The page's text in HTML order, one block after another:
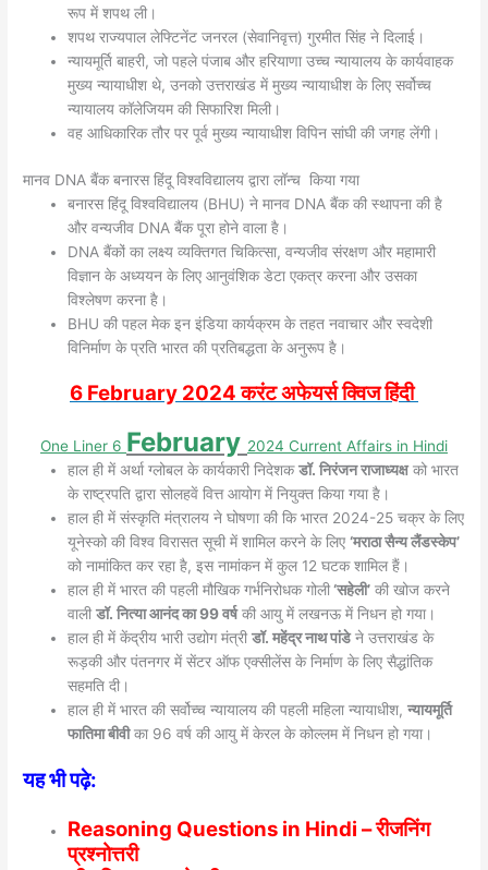
रूप में शपथ ली।
शपथ राज्यपाल लेफ्टिनेंट जनरल (सेवानिवृत्त) गुरमीत सिंह ने दिलाई।
न्यायमूर्ति बाहरी, जो पहले पंजाब और हरियाणा उच्च न्यायालय के कार्यवाहक
मुख्य न्यायाधीश थे, उनको उत्तराखंड में मुख्य न्यायाधीश के लिए सर्वोच्च
न्यायालय कॉलेजियम की सिफारिश मिली।
वह आधिकारिक तौर पर पूर्व मुख्य न्यायाधीश विपिन सांघी की जगह लेंगी।
मानव DNA बैंक बनारस हिंदू विश्वविद्यालय द्वारा लॉन्च किया गया
बनारस हिंदू विश्वविद्यालय (BHU) ने मानव DNA बैंक की स्थापना की है
और वन्यजीव DNA बैंक पूरा होने वाला है।
DNA बैंकों का लक्ष्य व्यक्तिगत चिकित्सा, वन्यजीव संरक्षण और महामारी
विज्ञान के अध्ययन के लिए आनुवंशिक डेटा एकत्र करना और उसका
विश्लेषण करना है।
BHU की पहल मेक इन इंडिया कार्यक्रम के तहत नवाचार और स्वदेशी
विनिर्माण के प्रति भारत की प्रतिबद्धता के अनुरूप है।
6 February 2024 करंट अफेयर्स क्विजहिंदी
One Liner 6 February 2024 Current Affairs in Hindi
हाल ही में अर्था ग्लोबल के कार्यकारी निदेशकडॉ. निरंजन राजाध्यक्षको भारत
के राष्ट्रपति द्वारा सोलहवें वित्त आयोग में नियुक्त किया गया है।
हाल ही में संस्कृति मंत्रालय ने घोषणा की कि भारत 2024-25 चक्र के लिए
यूनेस्को की विश्व विरासत सूची में शामिल करने के लिए‘मराठा सैन्य लैंडस्केप’
को नामांकित कर रहा है, इस नामांकन में कुल 12 घटक शामिल हैं।
हाल ही में भारत की पहली मौखिक गर्भनिरोधक गोली‘सहेली’ की खोज करने
वालीडॉ. नित्या आनंद का 99 वर्षकी आयु में लखनऊ में निधन हो गया।
हाल ही में केंद्रीय भारी उद्योग मंत्रीडॉ. महेंद्र नाथ पांडेने उत्तराखंड के
रूड़की और पंतनगर में सेंटर ऑफ एक्सीलेंस के निर्माण के लिए सैद्धांतिक
सहमति दी।
हाल ही में भारत की सर्वोच्च न्यायालय की पहली महिला न्यायाधीश,न्यायमूर्ति
फातिमा बीवीका 96 वर्ष की आयु में केरल के कोल्लम में निधन हो गया।
यह भी पढ़े:
Reasoning Questions in Hindi – रीजनिंग
प्रश्नोत्तरी